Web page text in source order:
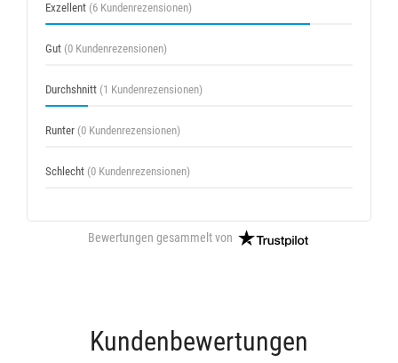
Exzellent (6 Kundenrezensionen)
Gut (0 Kundenrezensionen)
Durchshnitt (1 Kundenrezensionen)
Runter (0 Kundenrezensionen)
Schlecht (0 Kundenrezensionen)
Bewertungen gesammelt von
Kundenbewertungen